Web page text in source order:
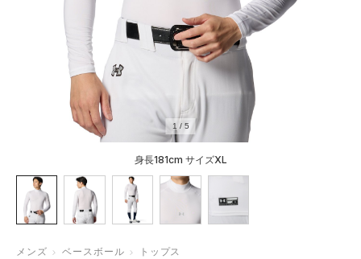
1 / 5
身長181cm サイズXL
メンズ ベースボール トップス